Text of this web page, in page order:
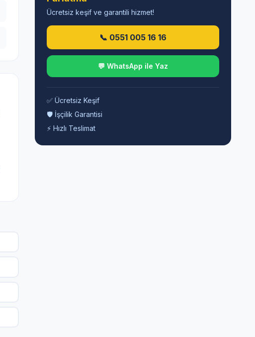
Ücretsiz keşif ve garantili hizmet!
📞 0551 005 16 16
💬 WhatsApp ile Yaz
✅ Ücretsiz Keşif
🛡️ İşçilik Garantisi
⚡ Hızlı Teslimat